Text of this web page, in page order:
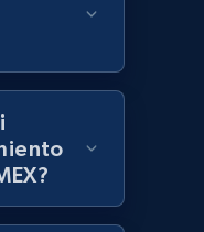
Discount,
ahora